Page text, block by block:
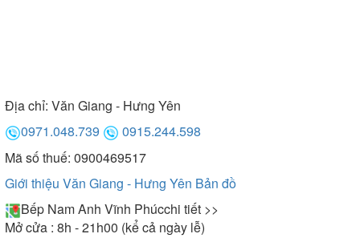
Địa chỉ: Văn Giang - Hưng Yên
0971.048.739
0915.244.598
Mã số thuế: 0900469517
Giới thiệu Văn Giang - Hưng Yên Bản đồ
Bếp Nam Anh Vĩnh Phúcchi tiết >>
Mở cửa : 8h - 21h00 (kể cả ngày lễ)